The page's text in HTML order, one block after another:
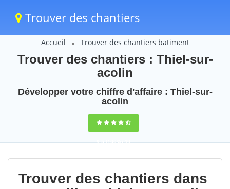
Trouver des chantiers
Accueil Trouver des chantiers batiment
Trouver des chantiers : Thiel-sur-
acolin
Développer votre chiffre d'affaire : Thiel-sur-
acolin
9,5(100%)49
votes
Trouver des chantiers dans